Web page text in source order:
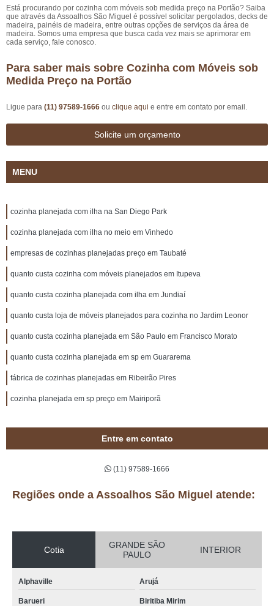
Está procurando por cozinha com móveis sob medida preço na Portão? Saiba
que através da Assoalhos São Miguel é possível solicitar pergolados, decks de
madeira, painéis de madeira, entre outras opções de serviços da área de
madeira. Somos uma empresa que busca cada vez mais se aprimorar em
cada serviço, fale conosco.
Para saber mais sobre Cozinha com Móveis sob
Medida Preço na Portão
Ligue para (11) 97589-1666 ou clique aqui e entre em contato por email.
Solicite um orçamento
MENU
cozinha planejada com ilha na San Diego Park
cozinha planejada com ilha no meio em Vinhedo
empresas de cozinhas planejadas preço em Taubaté
quanto custa cozinha com móveis planejados em Itupeva
quanto custa cozinha planejada com ilha em Jundiaí
quanto custa loja de móveis planejados para cozinha no Jardim Leonor
quanto custa cozinha planejada em São Paulo em Francisco Morato
quanto custa cozinha planejada em sp em Guararema
fábrica de cozinhas planejadas em Ribeirão Pires
cozinha planejada em sp preço em Mairiporã
Entre em contato
(11) 97589-1666
Regiões onde a Assoalhos São Miguel atende:
Cotia
GRANDE SÃO
PAULO
INTERIOR
Alphaville Arujá
Barueri Biritiba Mirim